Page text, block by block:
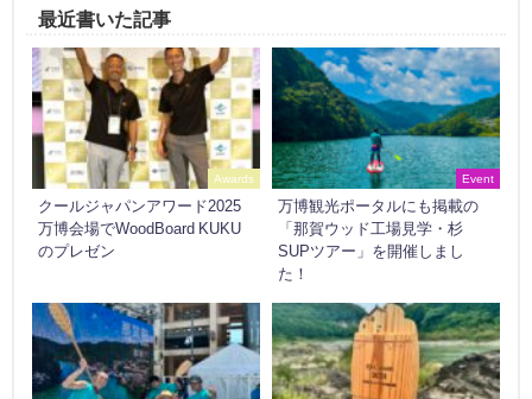
最近書いた記事
Awards
クールジャパンアワード2025
万博会場でWoodBoard KUKU
のプレゼン
Event
万博観光ポータルにも掲載の
「那賀ウッド工場見学・杉
SUPツアー」を開催しまし
た！